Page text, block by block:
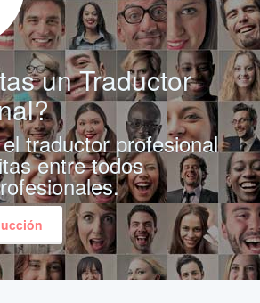
un Traductor
traductor profesional
entre todos